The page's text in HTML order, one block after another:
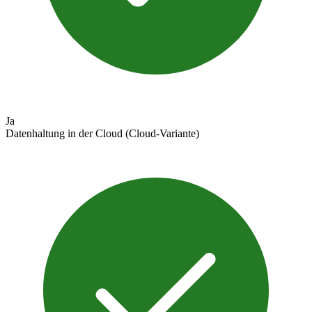
Ja
Datenhaltung in der Cloud (Cloud-Variante)